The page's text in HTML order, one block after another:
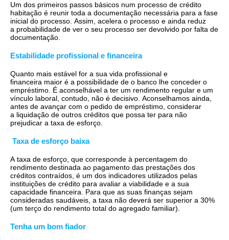
Um dos primeiros passos básicos num processo de crédito
habitação é reunir toda a documentação necessária para a fase
inicial do processo. Assim, acelera o processo e ainda reduz
a probabilidade de ver o seu processo ser devolvido por falta de
documentação.
Estabilidade profissional e financeira
Quanto mais estável for a sua vida profissional e
financeira maior é a possibilidade de o banco lhe conceder o
empréstimo. É aconselhável a ter um rendimento regular e um
vínculo laboral, contudo, não é decisivo. Aconselhamos ainda,
antes de avançar com o pedido de empréstimo, considerar
a liquidação de outros créditos que possa ter para não
prejudicar a taxa de esforço.
Taxa de esforço baixa
A taxa de esforço, que corresponde à percentagem do
rendimento destinada ao pagamento das prestações dos
créditos contraídos, é um dos indicadores utilizados pelas
instituições de crédito para avaliar a viabilidade e a sua
capacidade financeira. Para que as suas finanças sejam
consideradas saudáveis, a taxa não deverá ser superior a 30%
(um terço do rendimento total do agregado familiar).
Tenha um bom fiador